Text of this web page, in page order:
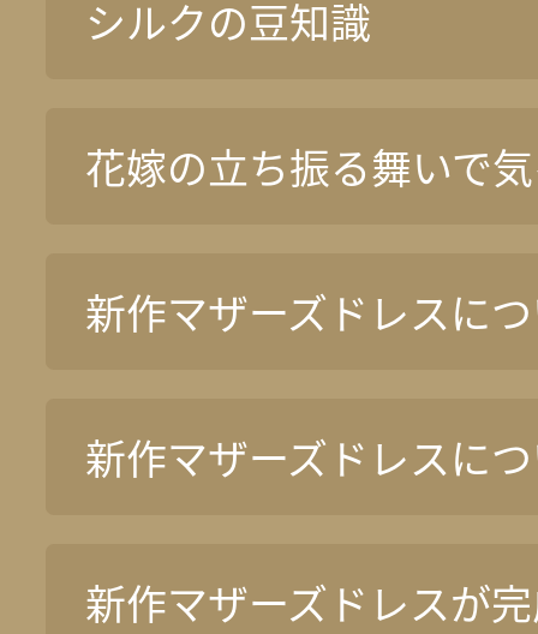
シルクの豆知識
花嫁の立ち振る舞いで
新作マザーズドレスに
新作マザーズドレスに
新作マザーズドレスが